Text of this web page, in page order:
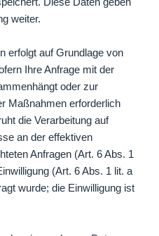
weiter.
erfolgt auf Grundlage von
Ihre Anfrage mit der
oder zur
Maßnahmen erforderlich
die Verarbeitung auf
an der effektiven
Anfragen (Art. 6 Abs. 1
(Art. 6 Abs. 1 lit. a
wurde; die Einwilligung ist